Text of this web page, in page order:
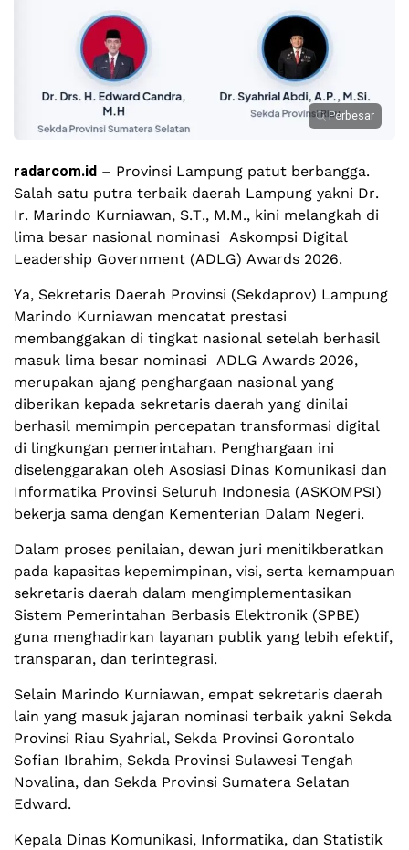
Perbesar
radarcom.id – Provinsi Lampung patut berbangga.
Salah satu putra terbaik daerah Lampung yakni Dr.
Ir. Marindo Kurniawan, S.T., M.M., kini melangkah di
lima besar nasional nominasi Askompsi Digital
Leadership Government (ADLG) Awards 2026.
Ya, Sekretaris Daerah Provinsi (Sekdaprov) Lampung
Marindo Kurniawan mencatat prestasi
membanggakan di tingkat nasional setelah berhasil
masuk lima besar nominasi ADLG Awards 2026,
merupakan ajang penghargaan nasional yang
diberikan kepada sekretaris daerah yang dinilai
berhasil memimpin percepatan transformasi digital
di lingkungan pemerintahan. Penghargaan ini
diselenggarakan oleh Asosiasi Dinas Komunikasi dan
Informatika Provinsi Seluruh Indonesia (ASKOMPSI)
bekerja sama dengan Kementerian Dalam Negeri.
Dalam proses penilaian, dewan juri menitikberatkan
pada kapasitas kepemimpinan, visi, serta kemampuan
sekretaris daerah dalam mengimplementasikan
Sistem Pemerintahan Berbasis Elektronik (SPBE)
guna menghadirkan layanan publik yang lebih efektif,
transparan, dan terintegrasi.
Selain Marindo Kurniawan, empat sekretaris daerah
lain yang masuk jajaran nominasi terbaik yakni Sekda
Provinsi Riau Syahrial, Sekda Provinsi Gorontalo
Sofian Ibrahim, Sekda Provinsi Sulawesi Tengah
Novalina, dan Sekda Provinsi Sumatera Selatan
Edward.
Kepala Dinas Komunikasi, Informatika, dan Statistik